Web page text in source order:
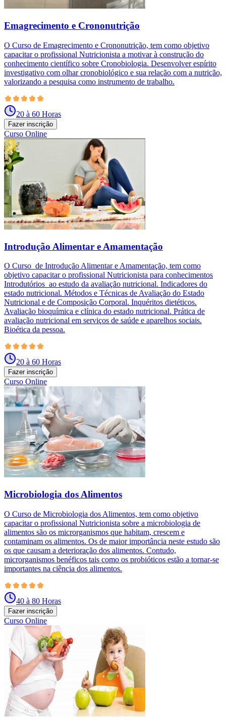
Emagrecimento e Crononutrição
O Curso de Emagrecimento e Crononutrição, tem como objetivo
capacitar o profissional Nutricionista a motivar à construção do
conhecimento científico sobre Cronobiologia. Desenvolver espírito
investigativo com olhar cronobiológico e sua relação com a nutrição,
valorizando a pesquisa como instrumento de trabalho.
20 à 60 Horas
Fazer inscrição
Curso Online
Introdução Alimentar e Amamentação
O Curso de Introdução Alimentar e Amamentação, tem como
objetivo capacitar o profissional Nutricionista para conhecimentos
Introdutórios ao estudo da avaliação nutricional. Indicadores do
estado nutricional. Métodos e Técnicas de Avaliação do Estado
Nutricional e de Composição Corporal. Inquéritos dietéticos.
Avaliação bioquímica e clínica do estado nutricional. Prática de
avaliação nutricional em serviços de saúde e aparelhos sociais.
Bioética da pessoa.
20 à 60 Horas
Fazer inscrição
Curso Online
Microbiologia dos Alimentos
O Curso de Microbiologia dos Alimentos, tem como objetivo
capacitar o profissional Nutricionista sobre a microbiologia de
alimentos são os microrganismos que habitam, crescem e
contaminam os alimentos. Os de maior importância neste estudo são
os que causam a deterioração dos alimentos. Contudo,
microrganismos benéficos tais como os probióticos estão a tornar-se
importantes na ciência dos alimentos.
40 à 80 Horas
Fazer inscrição
Curso Online